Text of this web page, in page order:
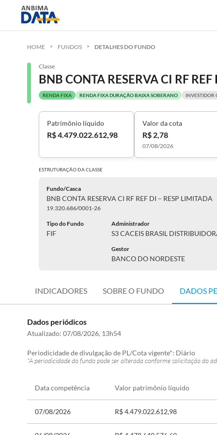
HOME FUNDOS DETALHES DO FUNDO
Classe
BNB CONTA RESERVA CI RF
RENDA FIXA RENDA FIXA DURAÇÃO BAIXA SOBERANO INVESTIDOR
Patrimônio líquido
R$ 4.479.022.612,98
Valor da cota
R$ 2,78
07/08/2026
ESTRUTURAÇÃO DACLASSE
Fundo/Casca
BNB CONTA RESERVA CI RF REF DI – RESP LIMITADA
19.320.686/0001-26
Tipo do Fundo
FIF
Administrador
S3 CACEIS BRASIL
Gestor
BANCO DO NORDESTE
INDICADORES SOBRE O FUNDO DADOS
Dados periódicos
Atualizado: 07/08/2026, 13h54
Periodicidade de divulgação de PL/Cota vigente*: Diário
*A periodicidade do fundo pode ser alterada conforme solicitação do
Data competência Valor patrimônio líquido
07/08/2026 R$ 4.479.022.612,98